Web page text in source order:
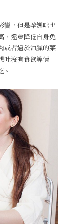
響，但是孕媽咪也
，還會降低自身免
或者過於油膩的菜
吐沒有食欲等情
。